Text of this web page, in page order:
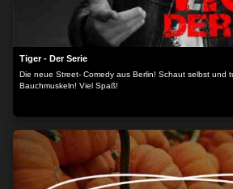
Tiger - Der Serie
Die neue Street- Comedy aus Berlin! Schaut selbst und
Bauchmuskeln! Viel Spaß!